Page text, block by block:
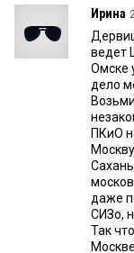
Ирина
ведет
Омске
дело
ПКиО
даже
СИЗо,
Так